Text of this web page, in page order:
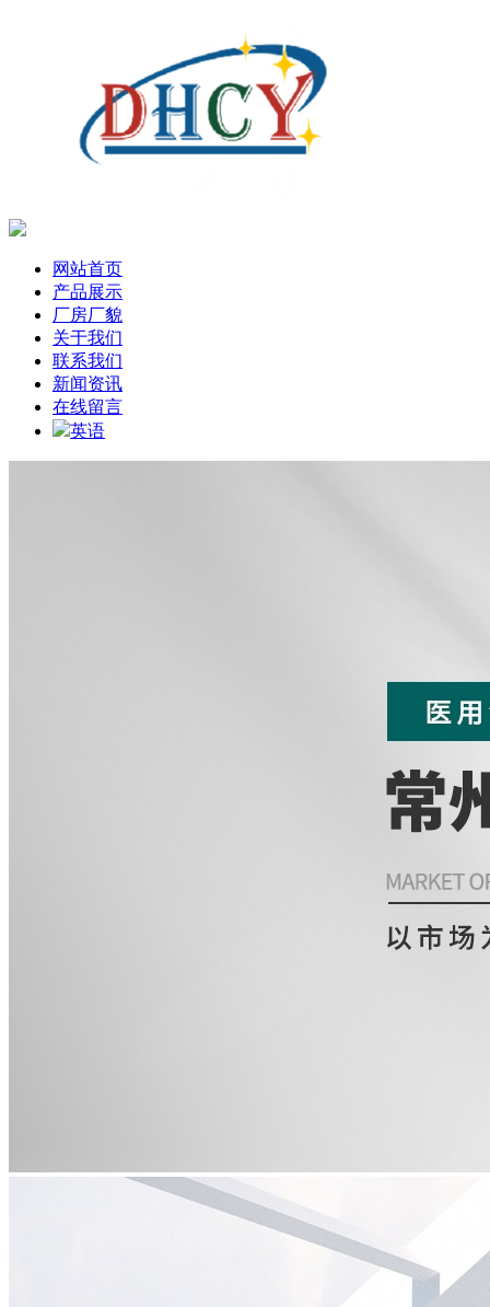
网站首页
产品展示
厂房厂貌
关于我们
联系我们
新闻资讯
在线留言
英语